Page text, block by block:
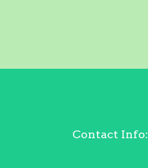
Contact Info: